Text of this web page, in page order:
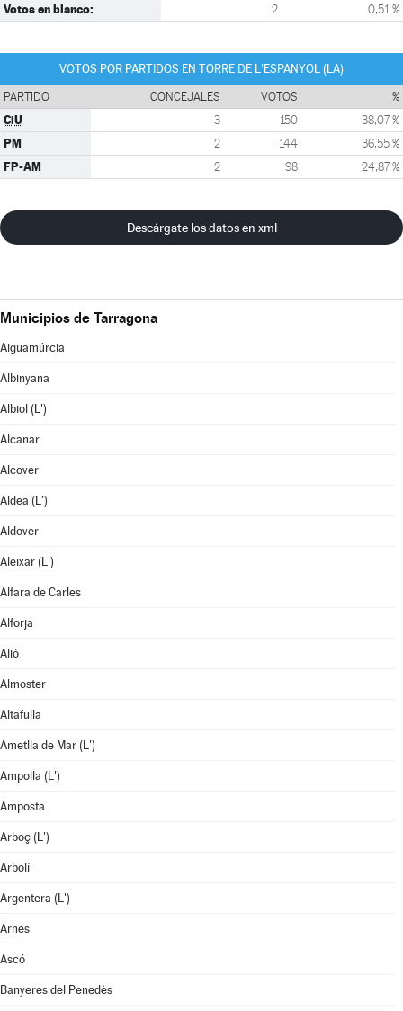
Votos en blanco: 2 0,51 %
VOTOS POR PARTIDOS EN TORRE DE L'ESPANYOL (LA)
PARTIDO CONCEJALES VOTOS %
CiU 3 150 38,07 %
PM 2 144 36,55 %
FP-AM 2 98 24,87 %
Descárgate los datos en xml
Municipios de Tarragona
Aiguamúrcia
Albinyana
Albiol (L')
Alcanar
Alcover
Aldea (L')
Aldover
Aleixar (L')
Alfara de Carles
Alforja
Alió
Almoster
Altafulla
Ametlla de Mar (L')
Ampolla (L')
Amposta
Arboç (L')
Arbolí
Argentera (L')
Arnes
Ascó
Banyeres del Penedès